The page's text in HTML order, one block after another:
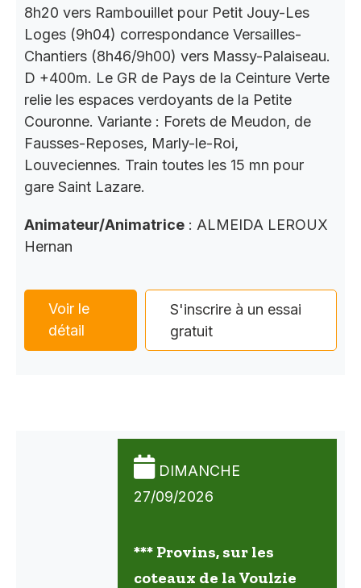
8h20 vers Rambouillet pour Petit Jouy-Les
Loges (9h04) correspondance Versailles-
Chantiers (8h46/9h00) vers Massy-Palaiseau.
D +400m. Le GR de Pays de la Ceinture Verte
relie les espaces verdoyants de la Petite
Couronne. Variante : Forets de Meudon, de
Fausses-Reposes, Marly-le-Roi,
Louveciennes. Train toutes les 15 mn pour
gare Saint Lazare.
Animateur/Animatrice : ALMEIDA LEROUX
Hernan
Voir le
détail
S'inscrire à un essai
gratuit
DIMANCHE
27/09/2026
*** Provins, sur les
coteaux de la Voulzie